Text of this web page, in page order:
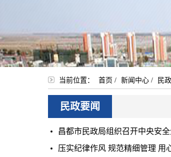
当前位置： 首页 / 新闻中心 / 民
民政要闻
昌都市民政局组织召开中央安
压实纪律作风 规范精细管理